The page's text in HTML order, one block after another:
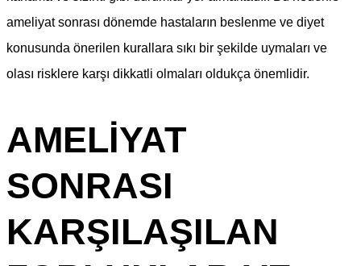
ameliyat sonrası dönemde hastaların beslenme ve diyet
konusunda önerilen kurallara sıkı bir şekilde uymaları ve
olası risklere karşı dikkatli olmaları oldukça önemlidir.
AMELIYAT
SONRASI
KARŞILAŞILAN